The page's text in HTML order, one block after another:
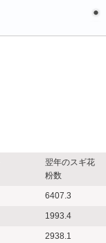
翌年のスギ花
粉数
6407.3
1993.4
2938.1